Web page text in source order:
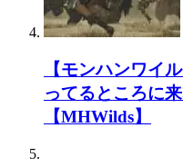
【モンハンワイ
ってるところに
【MHWilds】